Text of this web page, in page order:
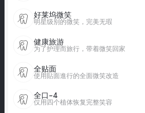
好莱坞微笑
明星级别的微笑，完美无瑕
健康旅游
为了护理而旅行，带着微笑回家
全贴面
使用貼面進行的全面微笑改造
全口-4
仅用四个植体恢复完整笑容